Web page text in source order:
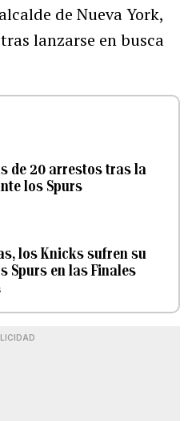
de Nueva York,
lanzarse en busca
de 20 arrestos tras la
los Spurs
los Knicks sufren su
Spurs en las Finales